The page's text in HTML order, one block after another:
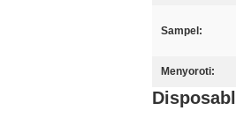
Sampel:
Menyoroti:
D